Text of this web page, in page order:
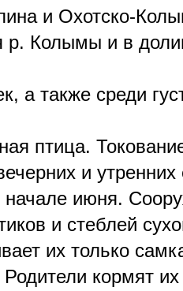
и Охотско-
р. Колымы и в
а также среди
птица.
и утренних
начале июня.
и стеблей
их только
кормят